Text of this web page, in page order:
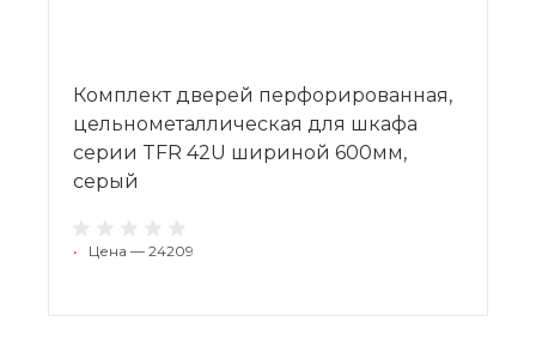
Комплект дверей перфорированная,
цельнометаллическая для шкафа
серии TFR 42U шириной 600мм,
серый
• Цена — 24209